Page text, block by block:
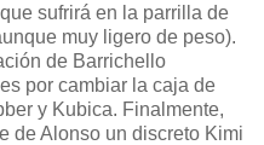
sufrirá en la parrilla de
muy ligero de peso).
de Barrichello
por cambiar la caja de
y Kubica. Finalmente,
de Alonso un discreto Kimi